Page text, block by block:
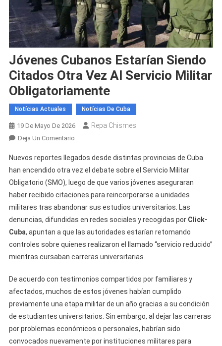
Jóvenes Cubanos Estarían Siendo
Citados Otra Vez Al Servicio Militar
Obligatoriamente
Notícias Actuales Notícias De Cuba
19 De Mayo De 2026 Repa Chismes
Deja Un ComentarioEn
Cubanos
Estarían
Siendo
Citados
Otra
Vez
Al
Nuevos reportes llegados desde distintas provincias de Cuba
han encendido otra vez el debate sobre el Servicio Militar
Obligatorio (SMO), luego de que varios jóvenes aseguraran
haber recibido citaciones para reincorporarse a unidades
militares tras abandonar sus estudios universitarios. Las
denuncias, difundidas en redes sociales y recogidas por Click-
Cuba, apuntan a que las autoridades estarían retomando
controles sobre quienes realizaron el llamado “servicio reducido”
mientras cursaban carreras universitarias.
De acuerdo con testimonios compartidos por familiares y
afectados, muchos de estos jóvenes habían cumplido
previamente una etapa militar de un año gracias a su condición
de estudiantes universitarios. Sin embargo, al dejar las carreras
por problemas económicos o personales, habrían sido
convocados nuevamente por instituciones militares para